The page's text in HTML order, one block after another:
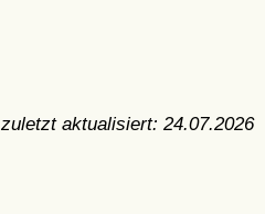
zuletzt aktualisiert: 24.07.2026